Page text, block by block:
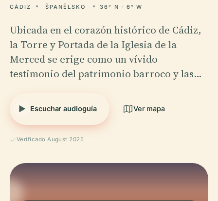
CÁDIZ ŠPANĚLSKO 36° N · 6° W
Ubicada en el corazón histórico de Cádiz,
la Torre y Portada de la Iglesia de la
Merced se erige como un vívido
testimonio del patrimonio barroco y las…
Escuchar audioguía Ver mapa
Verificado August 2025